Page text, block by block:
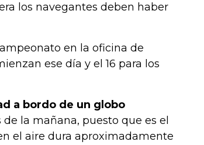
los navegantes deben haber
en la oficina de
ese día y el 16 para los
a bordo de un globo
la mañana, puesto que es el
el aire dura aproximadamente